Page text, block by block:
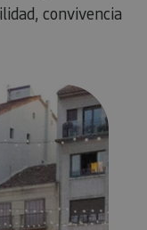
convivencia